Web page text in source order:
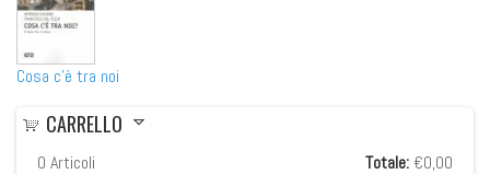
Cosa c'è tra noi
CARRELLO
0 Articoli Totale: €0,00